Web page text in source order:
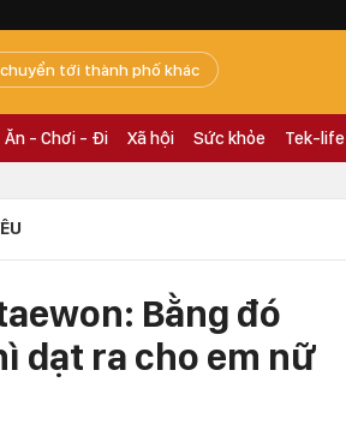
tới thành phố khác
Ăn - Chơi - Đi Xã hội Sức khỏe Tek-life
Bằng đó
dạt ra cho em nữ